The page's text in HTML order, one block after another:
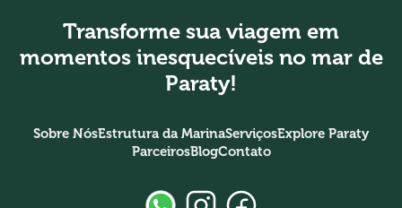
Transforme sua viagem em
momentos inesquecíveis no mar de
Paraty!
Sobre NósEstrutura da MarinaServiçosExplore Paraty
ParceirosBlogContato